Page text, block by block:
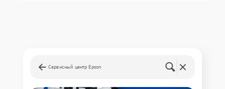
Сервисный центр Epson